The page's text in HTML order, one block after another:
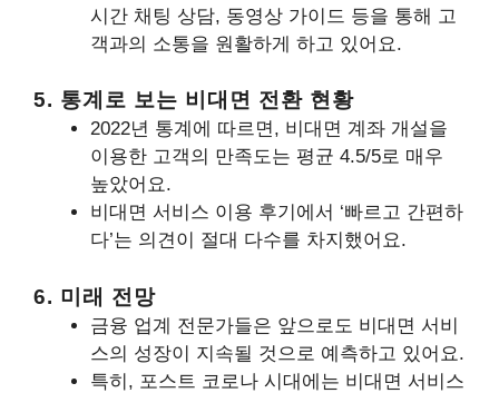
시간 채팅 상담, 동영상 가이드 등을 통해 고
객과의 소통을 원활하게 하고 있어요.
5. 통계로 보는 비대면 전환 현황
2022년 통계에 따르면, 비대면 계좌 개설을
이용한 고객의 만족도는 평균 4.5/5로 매우
높았어요.
비대면 서비스 이용 후기에서 ‘빠르고 간편하
다’는 의견이 절대 다수를 차지했어요.
6. 미래 전망
금융 업계 전문가들은 앞으로도 비대면 서비
스의 성장이 지속될 것으로 예측하고 있어요.
특히, 포스트 코로나 시대에는 비대면 서비스